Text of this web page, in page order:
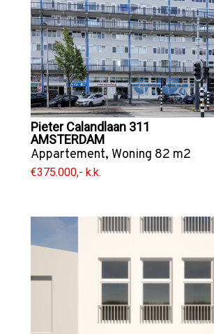
Pieter Calandlaan 311
AMSTERDAM
Appartement, Woning 82 m2
€375.000,- k.k.